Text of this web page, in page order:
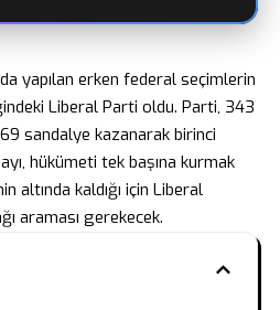
yapılan erken federal seçimlerin
Liberal Parti oldu. Parti, 343
sandalye kazanarak birinci
hükümeti tek başına kurmak
altında kaldığı için Liberal
araması gerekecek.